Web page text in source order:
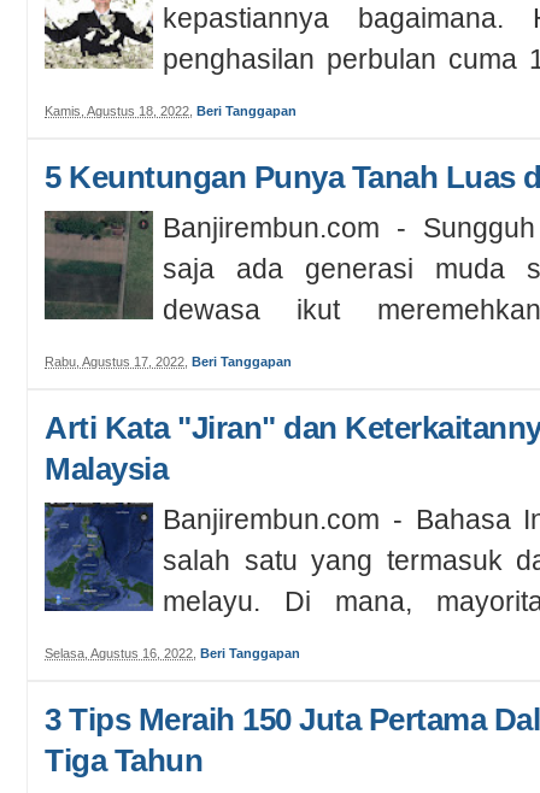
kepastiannya
penghasilan perbulan cuma
a...
Kamis, Agustus 18, 2022 Beri Tanggapan
5 Keuntungan Punya Tanah Luas
Banjirembun.com -
saja ada generasi muda
dewasa ikut
Meskipun itu, ...
Rabu, Agustus 17, 2022 Beri Tanggapan
Arti Kata "Jiran" dan
Malaysia
Banjirembun.com - Bahasa
salah satu yang termasuk
melayu. Di mana,
Sumate...
Selasa, Agustus 16, 2022 Beri Tanggapan
3 Tips Meraih 150 Juta Pertama
Tiga Tahun